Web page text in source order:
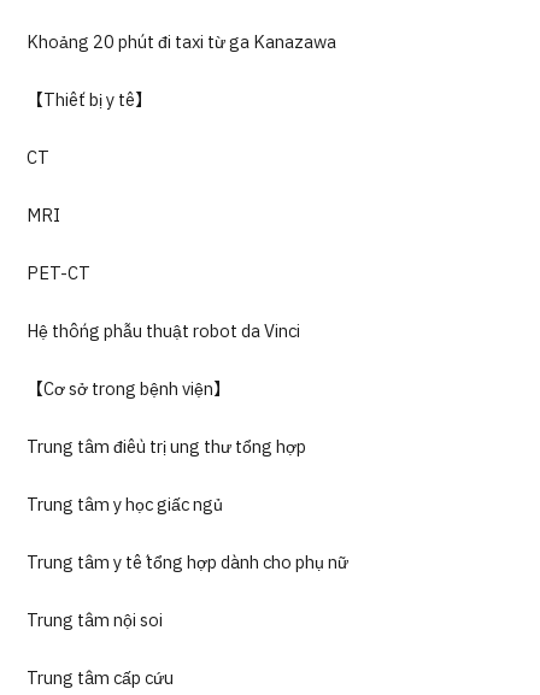
Khoảng 20 phút đi taxi từ ga Kanazawa
【Thiết bị y tế】
CT
MRI
PET-CT
Hệ thống phẫu thuật robot da Vinci
【Cơ sở trong bệnh viện】
Trung tâm điều trị ung thư tổng hợp
Trung tâm y học giấc ngủ
Trung tâm y tế tổng hợp dành cho phụ nữ
Trung tâm nội soi
Trung tâm cấp cứu